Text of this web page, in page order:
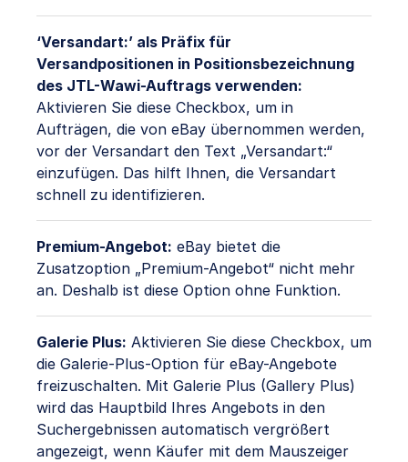
‘Versandart:’ als Präfix für
Versandpositionen in Positionsbezeichnung
des JTL-Wawi-Auftrags verwenden:
Aktivieren Sie diese Checkbox, um in
Aufträgen, die von eBay übernommen werden,
vor der Versandart den Text „Versandart:“
einzufügen. Das hilft Ihnen, die Versandart
schnell zu identifizieren.
Premium-Angebot: eBay bietet die
Zusatzoption „Premium-Angebot“ nicht mehr
an. Deshalb ist diese Option ohne Funktion.
Galerie Plus: Aktivieren Sie diese Checkbox, um
die Galerie-Plus-Option für eBay-Angebote
freizuschalten. Mit Galerie Plus (Gallery Plus)
wird das Hauptbild Ihres Angebots in den
Suchergebnissen automatisch vergrößert
angezeigt, wenn Käufer mit dem Mauszeiger